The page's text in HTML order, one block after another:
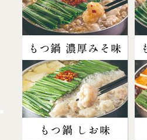
もつ鍋 濃厚みそ味
もつ鍋 しお味